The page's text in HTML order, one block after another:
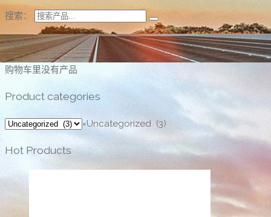
搜索：
Cart
购物车里没有产品
Product categories
×Uncategorized (3)
Hot Products